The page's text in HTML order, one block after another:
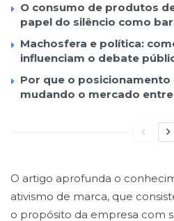
O consumo de produtos
papel do silêncio como
Machosfera e política:
influenciam o debate
Por que o
mudando o mercado
O artigo aprofunda o
ativismo de marca, que
o propósito da empresa com